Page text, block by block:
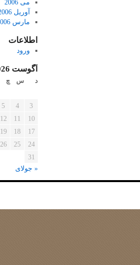
می 2006
آوریل 2006
مارس 2006
اطلاعات
ورود
آگوست 2026
د س چ
3
4
5
10
11
12
17
18
19
24
25
26
31
« جولای